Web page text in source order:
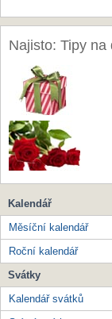
Najisto: Tipy na
Kalendář
Měsíční kalendář
Roční kalendář
Svátky
Kalendář svátků